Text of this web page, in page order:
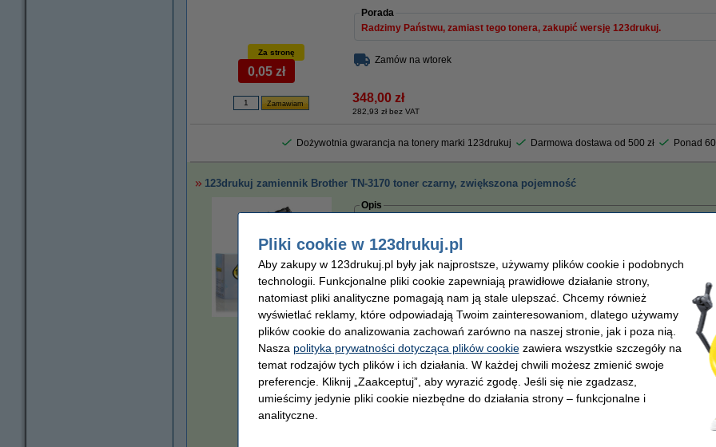
Porada
Radzimy Państwu, zamiast tego tonera, zakupić wersję 123drukuj.
Za stronę
0,05 zł
Zamów na wtorek
348,00 zł
282,93 zł bez VAT
Dożywotnia gwarancja na tonery marki 123drukuj Darmowa dostawa od 500 zł Ponad
123drukuj zamiennik Brother TN-3170 toner czarny, zwiększona pojemność
Opis
Toner marki 123drukuj do drukarek Brother.
EXTRA zwiększona pojemność 8.000 stron (czyli około 1.300 stron więcej niż wersja
Wyprodukowany przez fabrykę posiadającą certyfikat
ISO9001
Ten sam poziom jakości wydruku, o wiele większa wydajność niż wersja
Kliknij tutaj, aby dowiedzieć się więcej na temat jakości naszych tonerów.
Właściwości
Pojemność: Numer
Marka:
123drukuj
Wydajność:
± 8.000 stron
Pliki cookie w 123drukuj.pl
Aby zakupy w 123drukuj.pl były jak najprostsze, używamy plików cookie i podobnych
technologii. Funkcjonalne pliki cookie zapewniają prawidłowe działanie strony,
natomiast pliki analityczne pomagają nam ją stale ulepszać. Chcemy również
wyświetlać reklamy, które odpowiadają Twoim zainteresowaniom, dlatego używamy
plików cookie do analizowania zachowań zarówno na naszej stronie, jak i poza nią.
Nasza polityka prywatności dotycząca plików cookiezawiera wszystkie szczegóły na
temat rodzajów tych plików i ich działania. W każdej chwili możesz zmienić swoje
preferencje. Kliknij „Zaakceptuj”, aby wyrazić zgodę. Jeśli się nie zgadzasz,
umieścimy jedynie pliki cookie niezbędne do działania strony – funkcjonalne i
analityczne.